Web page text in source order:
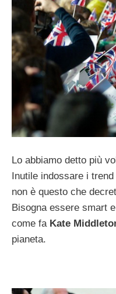
Lo abbiamo detto più
Inutile indossare i
non è questo che
Bisogna essere smart
come fa Kate
pianeta.